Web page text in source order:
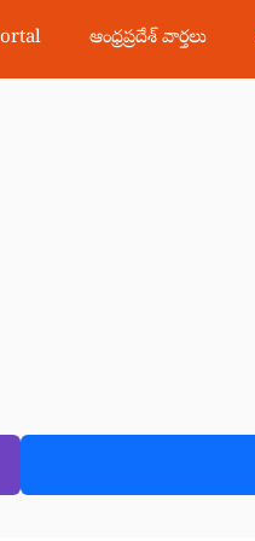
ఆంధ్రప్రదేశ్ వార్తలు